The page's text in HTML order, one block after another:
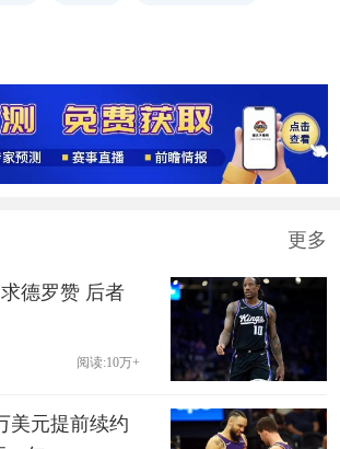
更多
德罗赞 后者
阅读:10万+
美元提前续约